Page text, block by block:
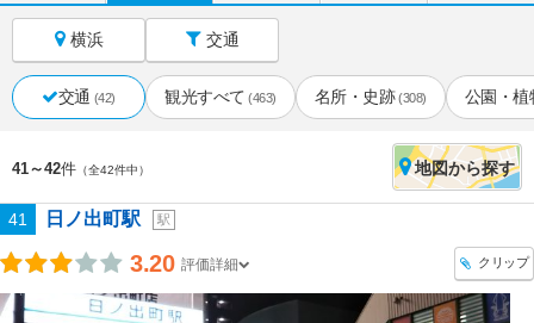
横浜 交通
交通 (42) 観光すべて (463) 名所・史跡 (308) 公園・植
41～42件 （全42件中） 地図から探す
41 日ノ出町駅 駅
3.20 評価詳細 クリップ